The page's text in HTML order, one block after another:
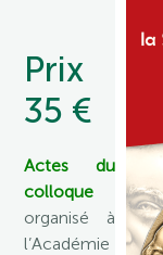
Prix
35 €
Actes du
colloque
organisé à
l’Académie